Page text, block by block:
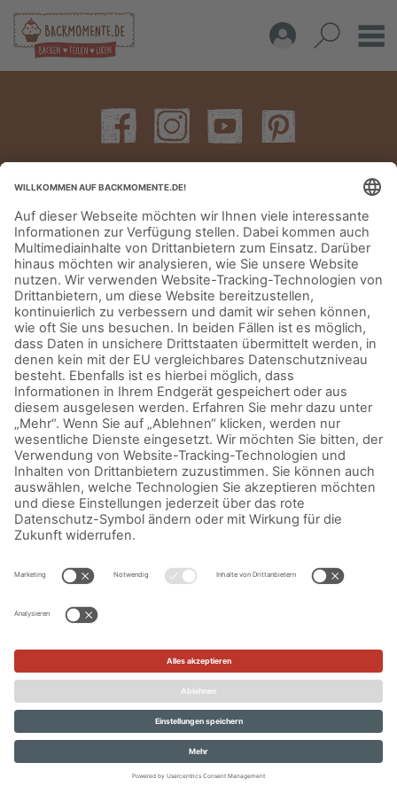
IMPRESSUM DATENSCHUTZERKLÄRUNG AGB KONTAKT
© Aurora Mühlen GmbH - Trettaustraße 49 – D-21107 Hamburg